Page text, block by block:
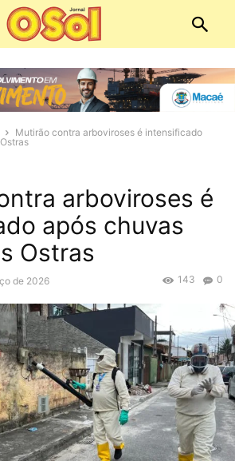
Mutirão contra arboviroses é intensificado
arboviroses é
após chuvas
Ostras
de 2026 0
143